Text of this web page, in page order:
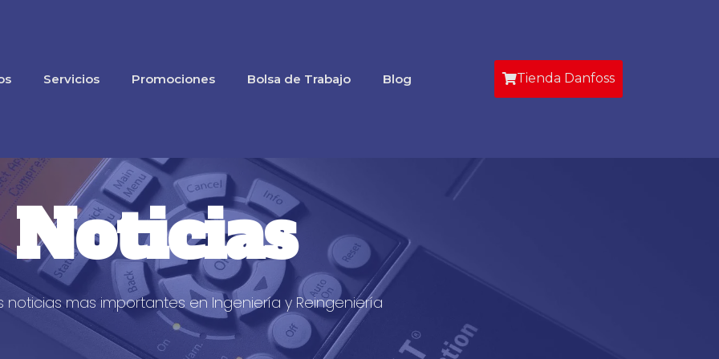
Servicios Promociones Bolsa de Trabajo Blog Tienda Danfoss
Noticias
noticias mas importantes en Ingeniería y Reingeniería